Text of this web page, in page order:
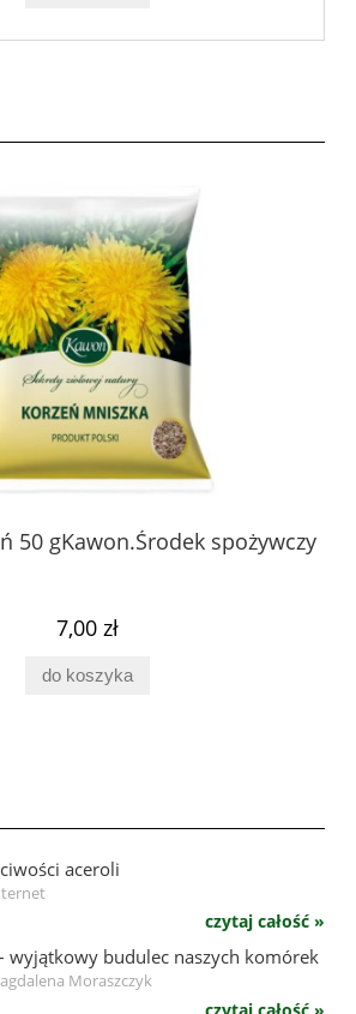
50 gKawon.Środek spożywczy
7,00 zł
do koszyka
aceroli
czytaj całość »
wyjątkowy budulec naszych komórek
Moraszczyk